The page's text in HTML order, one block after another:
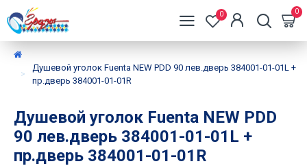
0 0
Душевой уголок Fuenta NEW PDD 90 лев.дверь 384001-01-01L +
пр.дверь 384001-01-01R
Душевой уголок Fuenta NEW PDD
90 лев.дверь 384001-01-01L +
пр.дверь 384001-01-01R